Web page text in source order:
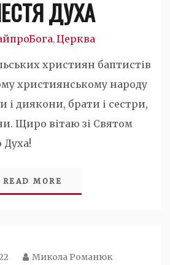
ДУХА
,Церква
християн баптистів
християнському народу
і диякони, брати і сестри,
Щиро вітаю зі Святом
Духа!
READ MORE
Микола Романюк